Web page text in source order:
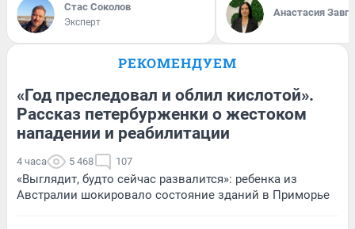
Стас Соколов
Эксперт
Анастасия
РЕКОМЕНДУЕМ
«Год преследовал и облил кислотой».
Рассказ петербурженки о жестоком
нападении и реабилитации
4 часа 5 468 107
«Выглядит, будто сейчас развалится»: ребенка из
Австралии шокировало состояние зданий в Приморье